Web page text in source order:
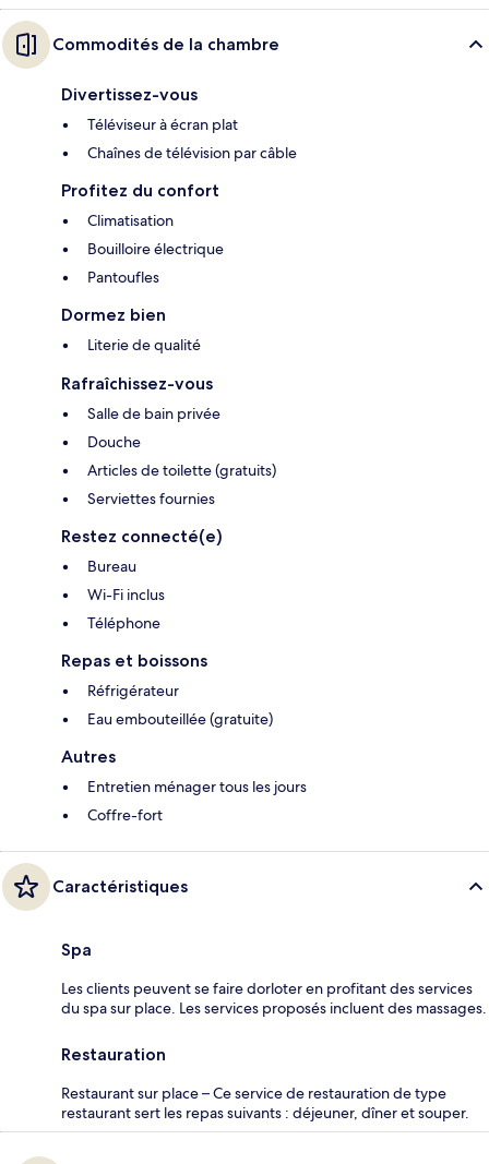
Commodités de la chambre
Divertissez-vous
Téléviseur à écran plat
Chaînes de télévision par câble
Profitez du confort
Climatisation
Bouilloire électrique
Pantoufles
Dormez bien
Literie de qualité
Rafraîchissez-vous
Salle de bain privée
Douche
Articles de toilette (gratuits)
Serviettes fournies
Restez connecté(e)
Bureau
Wi-Fi inclus
Téléphone
Repas et boissons
Réfrigérateur
Eau embouteillée (gratuite)
Autres
Entretien ménager tous les jours
Coffre-fort
Caractéristiques
Spa
Les clients peuvent se faire dorloter en profitant des services
du spa sur place. Les services proposés incluent des massages.
Restauration
Restaurant sur place – Ce service de restauration de type
restaurant sert les repas suivants : déjeuner, dîner et souper.